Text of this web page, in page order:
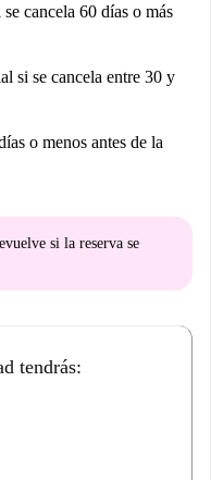
se cancela 60 días o más
si se cancela entre 30 y
o menos antes de la
si la reserva se
tendrás: